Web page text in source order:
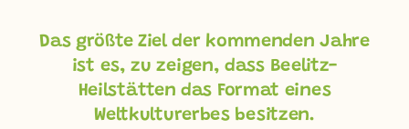
Das größte Ziel der kommenden Jahre
ist es, zu zeigen, dass Beelitz-
Heilstätten das Format eines
Weltkulturerbes besitzen.